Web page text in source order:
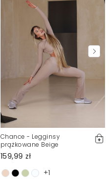
Chance - Legginsy
prążkowane Beige
159,99 zł
+1